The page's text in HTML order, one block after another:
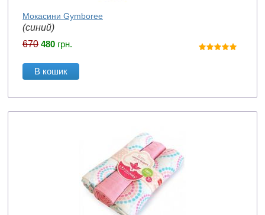
Мокасини Gymboree
(синий)
670 480 грн.
В кошик